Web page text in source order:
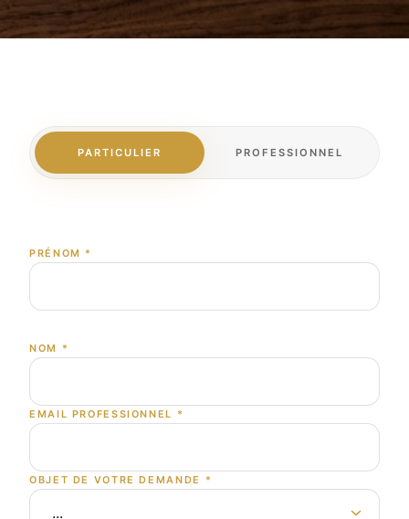
PARTICULIER PROFESSIONNEL
PRÉNOM *
NOM *
EMAIL PROFESSIONNEL *
OBJET DE VOTRE DEMANDE *